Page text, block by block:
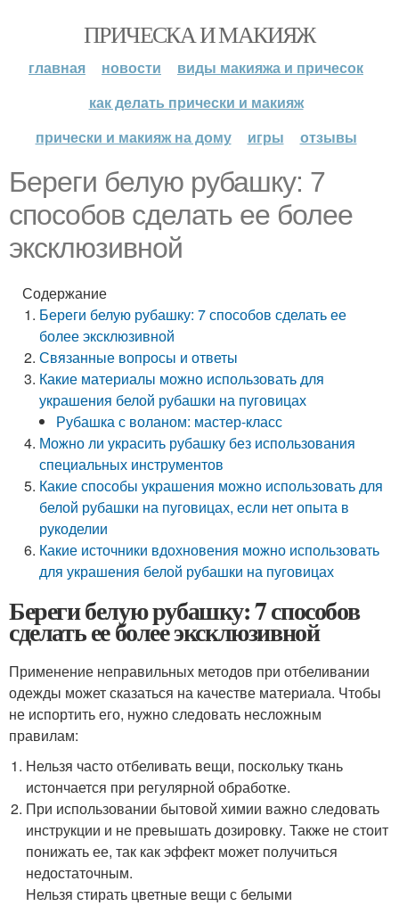
ПРИЧЕСКА И МАКИЯЖ
главная новости
виды макияжа и причесок
как делать прически и макияж
прически и макияж на дому
игры отзывы
Береги белую рубашку: 7
способов сделать ее более
эксклюзивной
Содержание
Береги белую рубашку: 7 способов сделать ее
более эксклюзивной
Связанные вопросы и ответы
Какие материалы можно использовать для
украшения белой рубашки на пуговицах
Рубашка с воланом: мастер-класс
Можно ли украсить рубашку без использования
специальных инструментов
Какие способы украшения можно использовать для
белой рубашки на пуговицах, если нет опыта в
рукоделии
Какие источники вдохновения можно использовать
для украшения белой рубашки на пуговицах
Береги белую рубашку: 7 способов
сделать ее более эксклюзивной
Применение неправильных методов при отбеливании
одежды может сказаться на качестве материала. Чтобы
не испортить его, нужно следовать несложным
правилам:
Нельзя часто отбеливать вещи, поскольку ткань
истончается при регулярной обработке.
При использовании бытовой химии важно следовать
инструкции и не превышать дозировку. Также не стоит
понижать ее, так как эффект может получиться
недостаточным.
Нельзя стирать цветные вещи с белыми